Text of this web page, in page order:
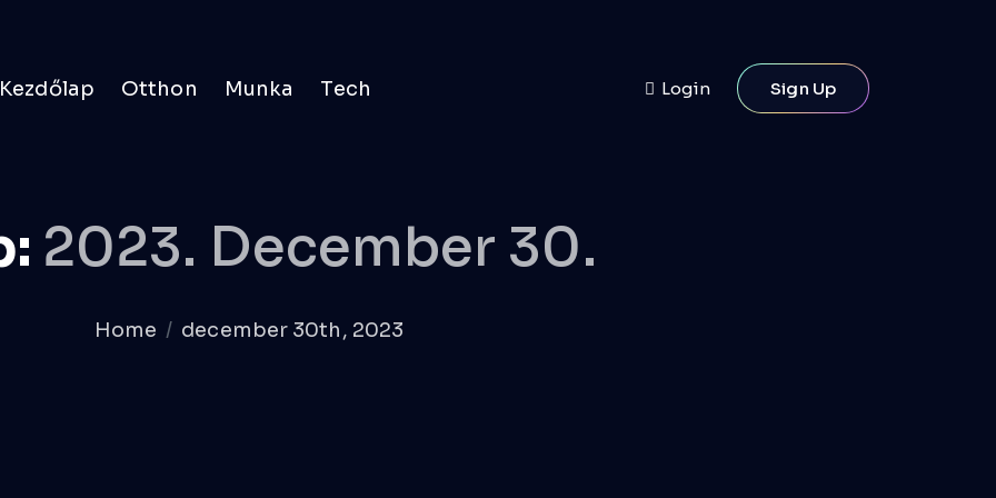
Kezdőlap Otthon Munka Tech Login Sign Up
2023. December 30.
Home december 30th, 2023